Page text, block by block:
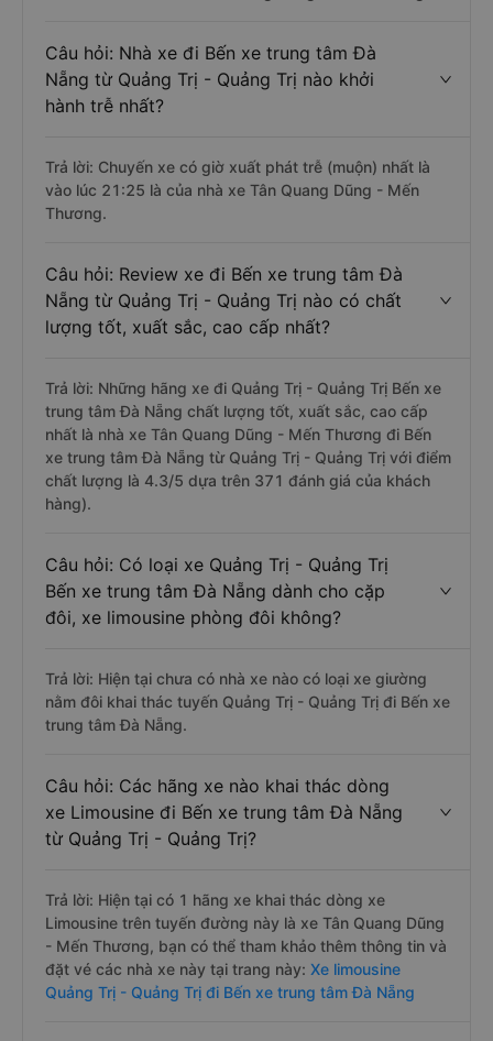
Câu hỏi: Nhà xe đi Bến xe trung tâm Đà
Nẵng từ Quảng Trị - Quảng Trị nào khởi
hành trễ nhất?
Trả lời: Chuyến xe có giờ xuất phát trễ (muộn) nhất là
vào lúc 21:25 là của nhà xe Tân Quang Dũng - Mến
Thương.
Câu hỏi: Review xe đi Bến xe trung tâm Đà
Nẵng từ Quảng Trị - Quảng Trị nào có chất
lượng tốt, xuất sắc, cao cấp nhất?
Trả lời: Những hãng xe đi Quảng Trị - Quảng Trị Bến xe
trung tâm Đà Nẵng chất lượng tốt, xuất sắc, cao cấp
nhất là nhà xe Tân Quang Dũng - Mến Thương đi Bến
xe trung tâm Đà Nẵng từ Quảng Trị - Quảng Trị với điểm
chất lượng là 4.3/5 dựa trên 371 đánh giá của khách
hàng).
Câu hỏi: Có loại xe Quảng Trị - Quảng Trị
Bến xe trung tâm Đà Nẵng dành cho cặp
đôi, xe limousine phòng đôi không?
Trả lời: Hiện tại chưa có nhà xe nào có loại xe giường
nằm đôi khai thác tuyến Quảng Trị - Quảng Trị đi Bến xe
trung tâm Đà Nẵng.
Câu hỏi: Các hãng xe nào khai thác dòng
xe Limousine đi Bến xe trung tâm Đà Nẵng
từ Quảng Trị - Quảng Trị?
Trả lời: Hiện tại có 1 hãng xe khai thác dòng xe
Limousine trên tuyến đường này là xe Tân Quang Dũng
- Mến Thương, bạn có thể tham khảo thêm thông tin và
đặt vé các nhà xe này tại trang này: Xe limousine
Quảng Trị - Quảng Trị đi Bến xe trung tâm Đà Nẵng